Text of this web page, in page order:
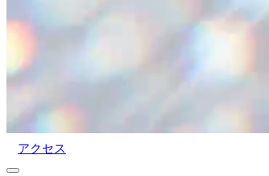
アクセス